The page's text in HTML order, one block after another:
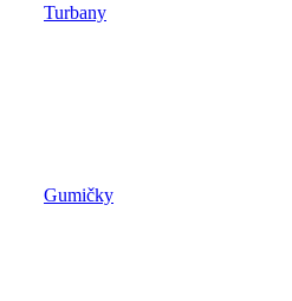
Turbany
Gumičky